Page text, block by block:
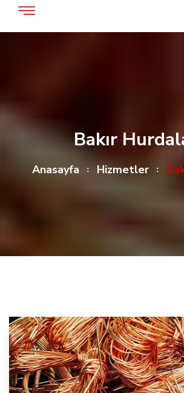
Bakır
Anasayfa Hizmetler